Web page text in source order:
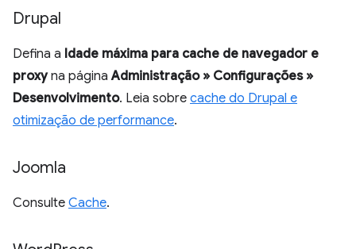
Drupal
Defina a Idade máxima para cache de navegador e
proxyna páginaAdministração » Configurações »
Desenvolvimento. Leia sobre cache do Drupal e
otimização de performance.
Joomla
Consulte Cache.